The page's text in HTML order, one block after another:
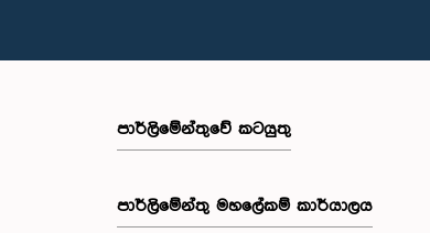
පාර්ලිමේන්තුවේ කටයුතු
පාර්ලිමේන්තු මහලේකම් කාර්යාලය